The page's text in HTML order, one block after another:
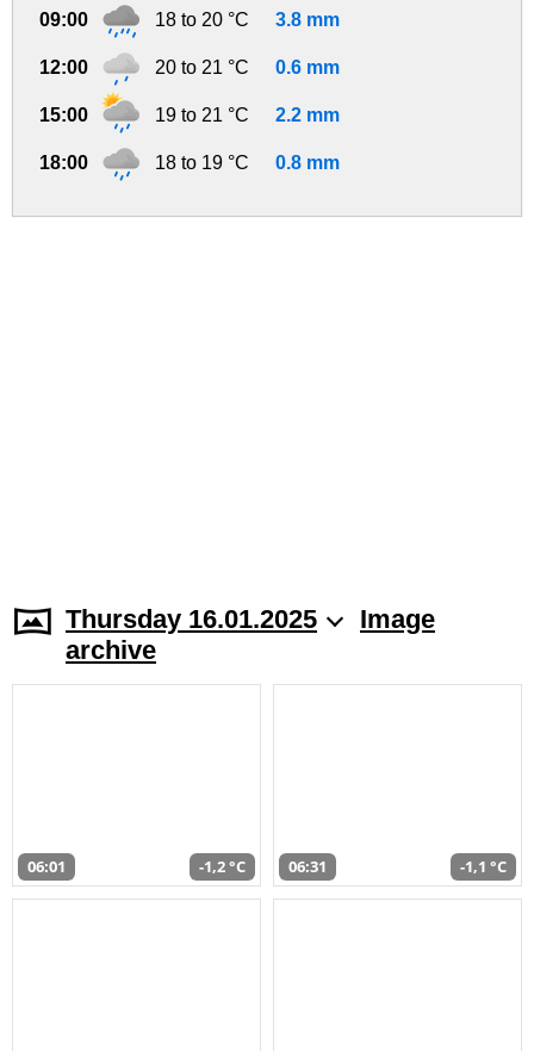
09:00 18 to 20 °C 3.8 mm
12:00 20 to 21 °C 0.6 mm
15:00 19 to 21 °C 2.2 mm
18:00 18 to 19 °C 0.8 mm
Thursday 16.01.2025
Image
archive
06:01 -1,2 °C 06:31 -1,1 °C